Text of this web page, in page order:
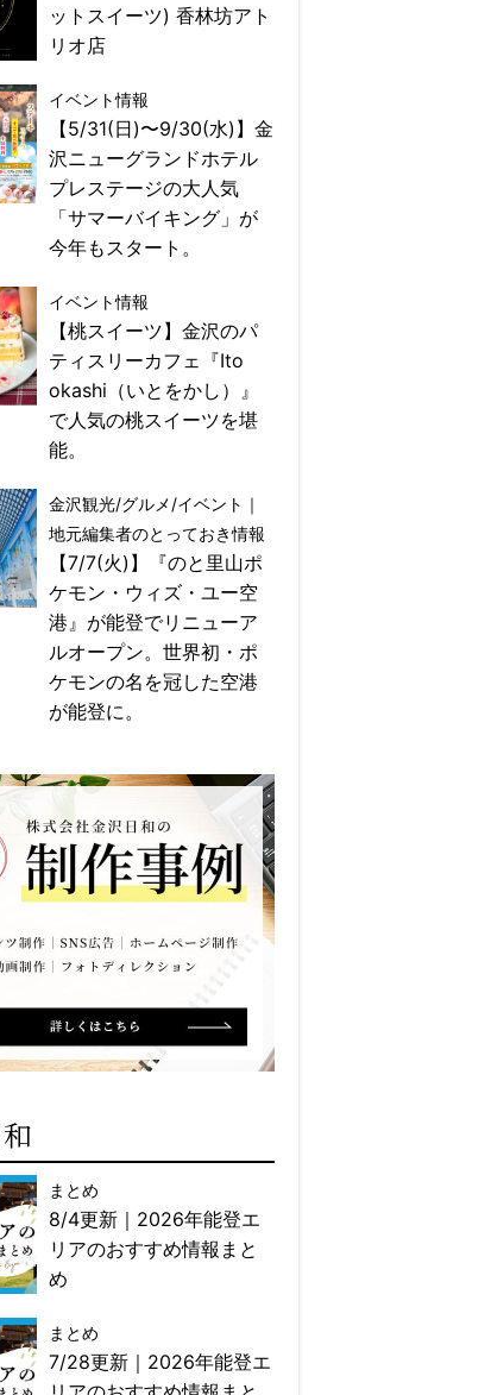
ットスイーツ) 香林坊アト
リオ店
イベント情報
【5/31(日)〜9/30(水)】金
沢ニューグランドホテル
プレステージの大人気
「サマーバイキング」が
今年もスタート。
イベント情報
【桃スイーツ】金沢のパ
ティスリーカフェ『Ito
okashi（いとをかし）』
で人気の桃スイーツを堪
能。
金沢観光/グルメ/イベント｜
地元編集者のとっておき情報
【7/7(火)】『のと里山ポ
ケモン・ウィズ・ユー空
港』が能登でリニューア
ルオープン。世界初・ポ
ケモンの名を冠した空港
が能登に。
まとめ
8/4更新｜2026年能登エ
リアのおすすめ情報まと
め
まとめ
7/28更新｜2026年能登エ